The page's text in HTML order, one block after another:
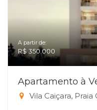
A partir de:
R$ 350.000
Apartamento à
Vila Caiçara, Praia